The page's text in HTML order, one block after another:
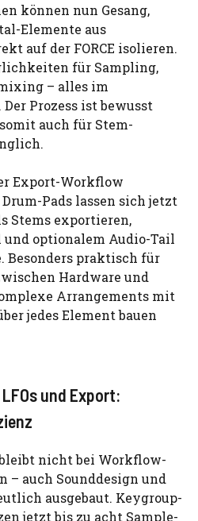
können nun Gesang,
Elemente aus
auf der FORCE isolieren.
für Sampling,
– alles im
Prozess ist bewusst
auch für Stem-
Export-Workflow
Pads lassen sich jetzt
Stems exportieren,
optionalem Audio-Tail
Besonders praktisch für
Hardware und
Arrangements mit
jedes Element bauen
und Export:
bleibt nicht bei Workflow-
– auch Sounddesign und
ausgebaut. Keygroup-
jetzt bis zu acht Sample-